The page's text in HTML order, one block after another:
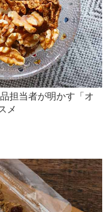
担当者が明かす「オ
メ